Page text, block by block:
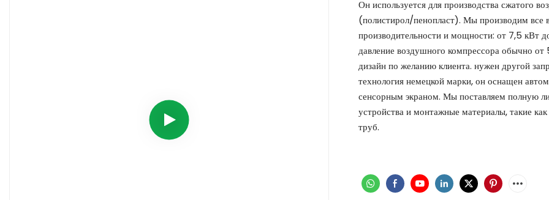
Он используется для производства сжатого
(полистирол/пенопласт). Мы производим все
производительности и мощности: от 7,5 кВт
давление воздушного компрессора обычно
дизайн по желанию клиента. нужен другой
технология немецкой марки, он оснащен
сенсорным экраном. Мы поставляем полную
устройства и монтажные материалы, такие
труб.